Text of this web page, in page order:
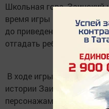
Школьная гора, Заинский
время игры нужно было
до приведения,
отгадать ребус и загадки.
В ходе игры ребята
истории Заинска,
персонажами. Ребята